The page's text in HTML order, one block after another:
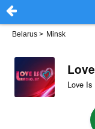
Belarus > Minsk
Love Is